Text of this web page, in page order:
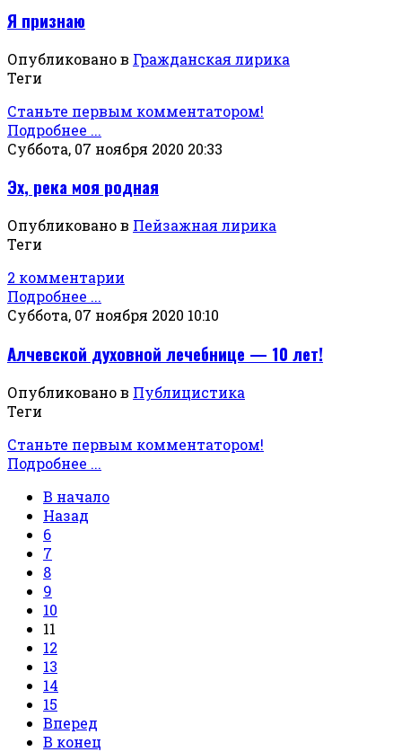
Я признаю
Опубликовано в Гражданская лирика
Теги
Станьте первым комментатором!
Подробнее ...
Суббота, 07 ноября 2020 20:33
Эх, река моя родная
Опубликовано в Пейзажная лирика
Теги
2 комментарии
Подробнее ...
Суббота, 07 ноября 2020 10:10
Алчевской духовной лечебнице — 10 лет!
Опубликовано в Публицистика
Теги
Станьте первым комментатором!
Подробнее ...
В начало
Назад
6
7
8
9
10
11
12
13
14
15
Вперед
В конец